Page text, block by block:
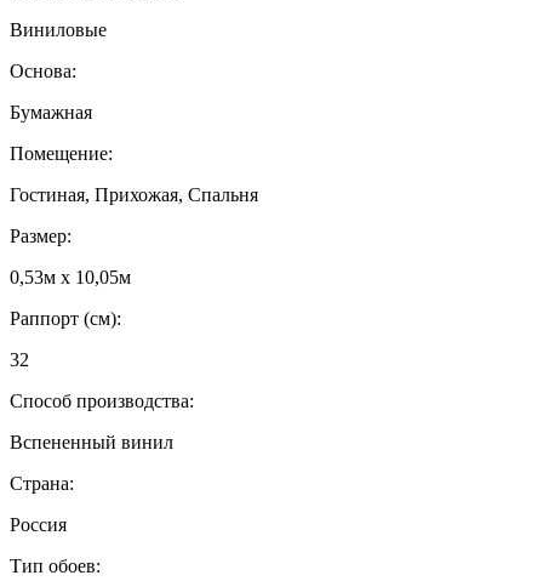
Виниловые
Основа:
Бумажная
Помещение:
Гостиная, Прихожая, Спальня
Размер:
0,53м x 10,05м
Раппорт (см):
32
Способ производства:
Вспененный винил
Страна:
Россия
Тип обоев: